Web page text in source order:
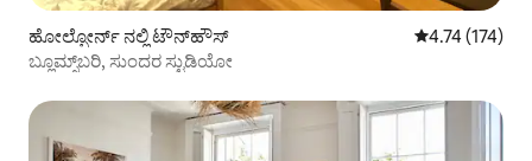
ಹೋಲ್ಬೋರ್ನ್ ನಲ್ಲಿ ಟೌನ್‌ಹೌಸ್ 5 ರಲ್ಲಿ 4.74
4.74 (174)
ಬ್ಲೂಮ್ಸ್‌ಬರಿ, ಸುಂದರ ಸ್ಟುಡಿಯೋ